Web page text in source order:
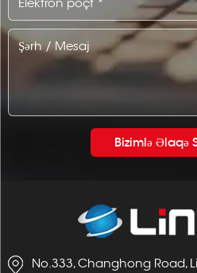
Bizimlə Əlaqə
No.333, Changhong Road,